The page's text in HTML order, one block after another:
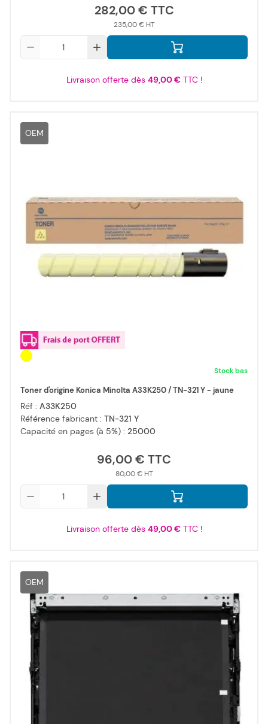
282,00 €
235,00 €
Livraison offerte dès 49,00 €TTC !
OEM
Stock bas
Toner d'origine Konica Minolta A33K250 / TN-321 Y - jaune
Réf : A33K250
Référence fabricant : TN-321 Y
Capacité en pages (à 5%) : 25000
96,00 €
80,00 €
Livraison offerte dès 49,00 €TTC !
OEM